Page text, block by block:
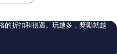
富
海
評
論
的折扣和禮遇。玩越多，獎勵就越